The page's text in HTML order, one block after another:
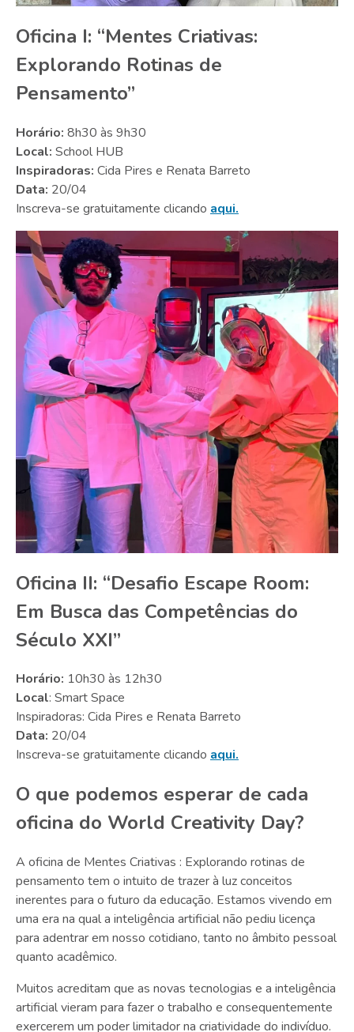
Oficina I: “Mentes Criativas:
Explorando Rotinas de
Pensamento”
Horário: 8h30 às 9h30
Local: School HUB
Inspiradoras: Cida Pires e Renata Barreto
Data: 20/04
Inscreva-se gratuitamente clicando aqui.
Oficina II: “Desafio Escape Room:
Em Busca das Competências do
Século XXI”
Horário: 10h30 às 12h30
Local: Smart Space
Inspiradoras: Cida Pires e Renata Barreto
Data: 20/04
Inscreva-se gratuitamente clicando aqui.
O que podemos esperar de cada
oficina do World Creativity Day?
A oficina de Mentes Criativas : Explorando rotinas de
pensamento tem o intuito de trazer à luz conceitos
inerentes para o futuro da educação. Estamos vivendo em
uma era na qual a inteligência artificial não pediu licença
para adentrar em nosso cotidiano, tanto no âmbito pessoal
quanto acadêmico.
Muitos acreditam que as novas tecnologias e a inteligência
artificial vieram para fazer o trabalho e consequentemente
exercerem um poder limitador na criatividade do indivíduo.